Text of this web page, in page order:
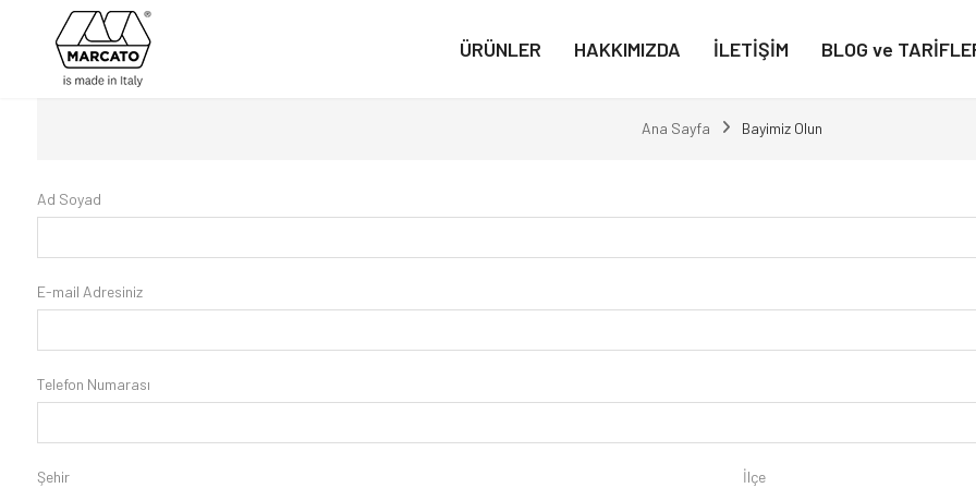
ÜRÜNLER HAKKIMIZDA İLETİŞİM BLOG ve
Ana Sayfa Bayimiz Olun
Ad Soyad
E-mail Adresiniz
Telefon Numarası
Şehir İlçe